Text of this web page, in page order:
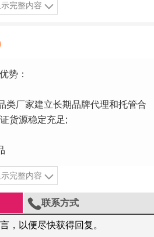
示完整内容
势：
类厂家建立长期品牌代理和托管合
货源稳定充足;
示完整内容
联系方式
，以便尽快获得回复。